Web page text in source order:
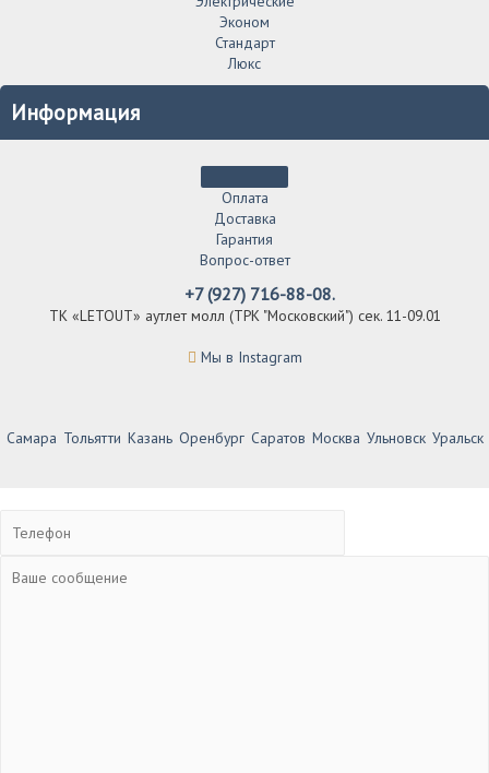
Эконом
Стандарт
Люкс
Информация
Оплата
Доставка
Гарантия
Вопрос-ответ
+7 (927) 716-88-08.
ТК «LETOUT» аутлет молл (ТРК "Московский") сек. 11-09.01
Мы в Instagram
Самара Тольятти Казань Оренбург Саратов Москва Ульновск Уральск